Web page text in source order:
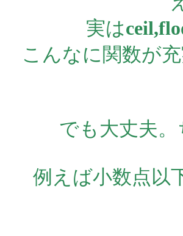
実は
こんなに関数が
でも大丈夫
例えば小数点以